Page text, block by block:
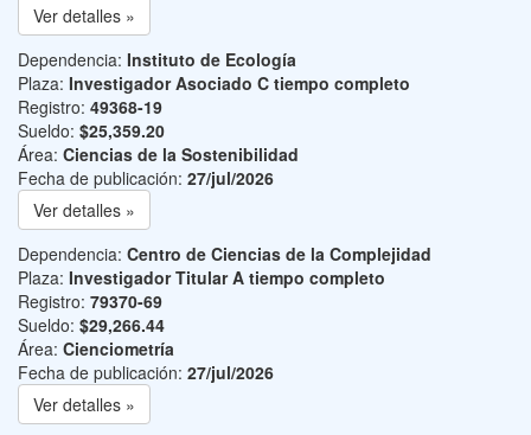
Ver detalles »
Dependencia: Instituto de Ecología
Plaza: Investigador Asociado C tiempo completo
Registro: 49368-19
Sueldo: $25,359.20
Área: Ciencias de la Sostenibilidad
Fecha de publicación: 27/jul/2026
Ver detalles »
Dependencia: Centro de Ciencias de la Complejidad
Plaza: Investigador Titular A tiempo completo
Registro: 79370-69
Sueldo: $29,266.44
Área: Cienciometría
Fecha de publicación: 27/jul/2026
Ver detalles »